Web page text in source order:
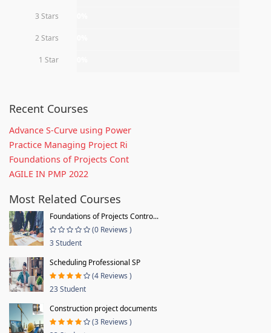
3 Stars
2 Stars
1 Star
Recent Courses
Advance S-Curve using Power
Practice Managing Project Ri
Foundations of Projects Cont
AGILE IN PMP 2022
Most Related Courses
Foundations of Projects Contro...
(0 Reviews )
3 Student
Scheduling Professional SP
(4 Reviews )
23 Student
Construction project documents
(3 Reviews )